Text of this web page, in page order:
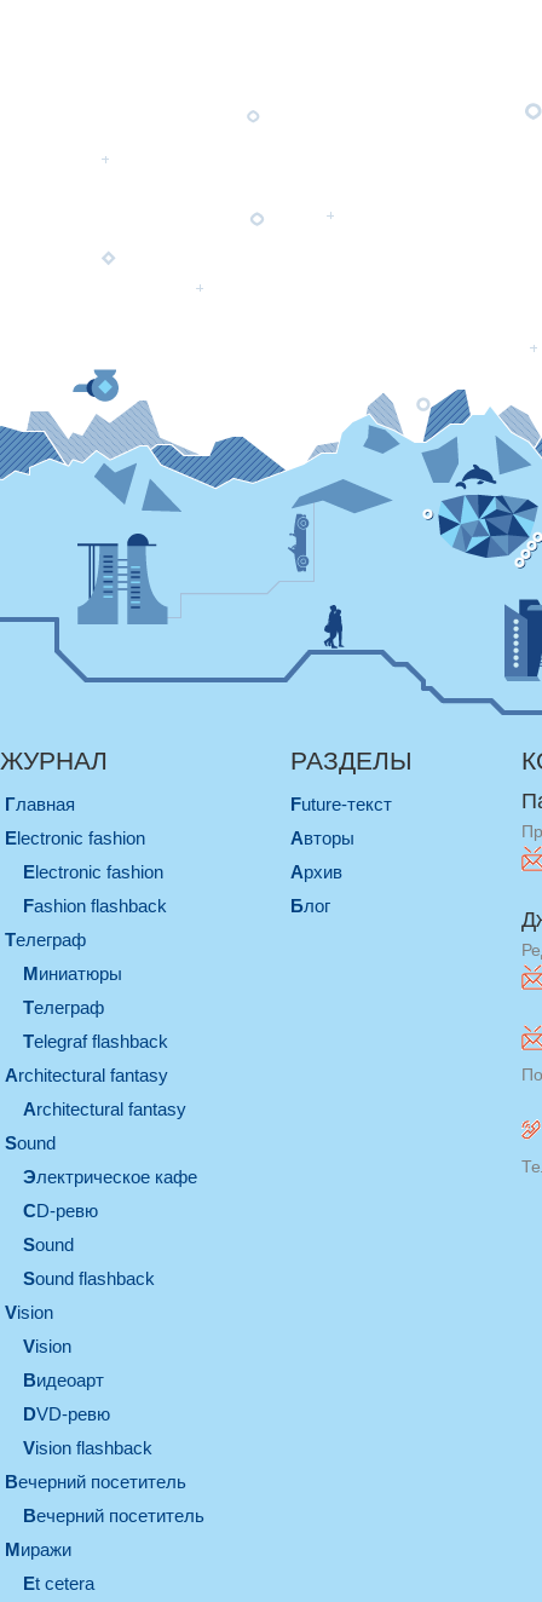
ЖУРНАЛ
Главная
electronic fashion
electronic fashion
Fashion flashback
телеграф
миниатюры
телеграф
Telegraf flashback
architectural fantasy
architectural fantasy
sound
электрическое кафе
CD-ревю
sound
Sound flashback
vision
vision
видеоарт
DVD-ревю
Vision flashback
вечерний посетитель
вечерний посетитель
миражи
et cetera
РАЗДЕЛЫ
Future-текст
Авторы
Архив
Блог